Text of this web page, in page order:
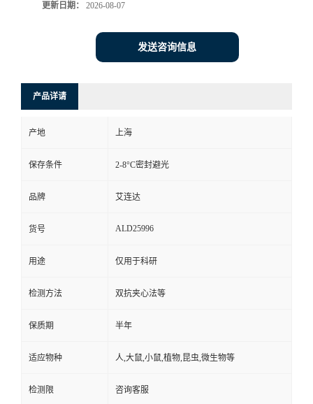
更新日期： 2026-08-07
发送咨询信息
产品详请
产地 上海
保存条件 2-8°C密封避光
品牌 艾连达
货号 ALD25996
用途 仅用于科研
检测方法 双抗夹心法等
保质期 半年
适应物种 人,大鼠,小鼠,植物,昆虫,微生物等
检测限 咨询客服